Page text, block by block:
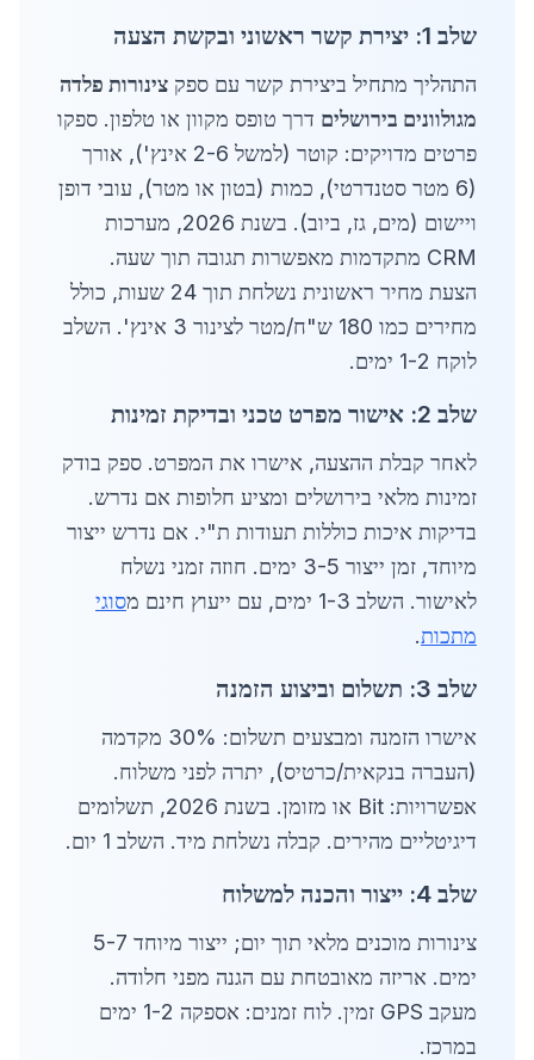
שלב 1: יצירת קשר ראשוני ובקשת הצעה
התהליך מתחיל ביצירת קשר עם ספק צינורות פלדה
מגולוונים בירושלים דרך טופס מקוון או טלפון. ספקו
פרטים מדויקים: קוטר (למשל 2-6 אינץ'), אורך
(6 מטר סטנדרטי), כמות (בטון או מטר), עובי דופן
ויישום (מים, גז, ביוב). בשנת 2026, מערכות
CRM מתקדמות מאפשרות תגובה תוך שעה.
הצעת מחיר ראשונית נשלחת תוך 24 שעות, כולל
מחירים כמו 180 ש"ח/מטר לצינור 3 אינץ'. השלב
לוקח 1-2 ימים.
שלב 2: אישור מפרט טכני ובדיקת זמינות
לאחר קבלת ההצעה, אישרו את המפרט. ספק בודק
זמינות מלאי בירושלים ומציע חלופות אם נדרש.
בדיקות איכות כוללות תעודות ת"י. אם נדרש ייצור
מיוחד, זמן ייצור 3-5 ימים. חוזה זמני נשלח
לאישור. השלב 1-3 ימים, עם ייעוץ חינם מ
סוגי
מתכות.
שלב 3: תשלום וביצוע הזמנה
אישרו הזמנה ומבצעים תשלום: 30% מקדמה
(העברה בנקאית/כרטיס), יתרה לפני משלוח.
אפשרויות: Bit או מזומן. בשנת 2026, תשלומים
דיגיטליים מהירים. קבלה נשלחת מיד. השלב 1 יום.
שלב 4: ייצור והכנה למשלוח
צינורות מוכנים מלאי תוך יום; ייצור מיוחד 5-7
ימים. אריזה מאובטחת עם הגנה מפני חלודה.
מעקב GPS זמין. לוח זמנים: אספקה 1-2 ימים
במרכז.